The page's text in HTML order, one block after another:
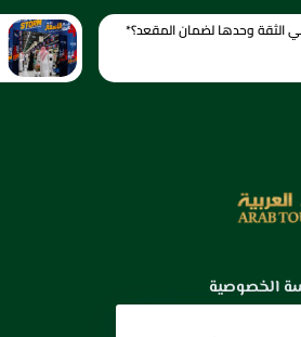
الثقة وحدها لضمان المقعد؟*
الخصوصية